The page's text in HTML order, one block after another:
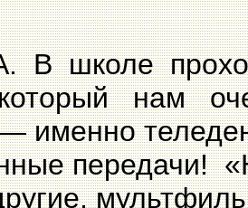
школе
который нам
именно
передачи!